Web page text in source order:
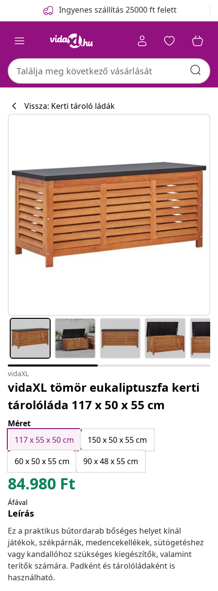
Ingyenes szállítás 25000 ft felett
Vissza: Kerti tároló ládák
vidaXL
vidaXL tömör eukaliptuszfa kerti
tárolóláda 117 x 50 x 55 cm
Méret
117 x 55 x 50 cm
150 x 50 x 55 cm
60 x 50 x 55 cm
90 x 48 x 55 cm
84.980 Ft
Áfával
Leírás
Ez a praktikus bútordarab bőséges helyet kínál
játékok, székpárnák, medencekellékek, sütögetéshez
vagy kandallóhoz szükséges kiegészítők, valamint
terítők számára. Padként és tárolóládaként is
használható.